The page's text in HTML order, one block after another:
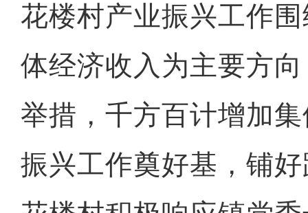
花楼村产业振兴工作
体经济收入为主要方
举措，千方百计增加
振兴工作奠好基，铺